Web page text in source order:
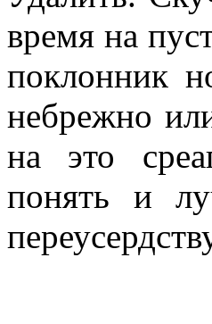
время на
поклонник
небрежно
на это
понять и